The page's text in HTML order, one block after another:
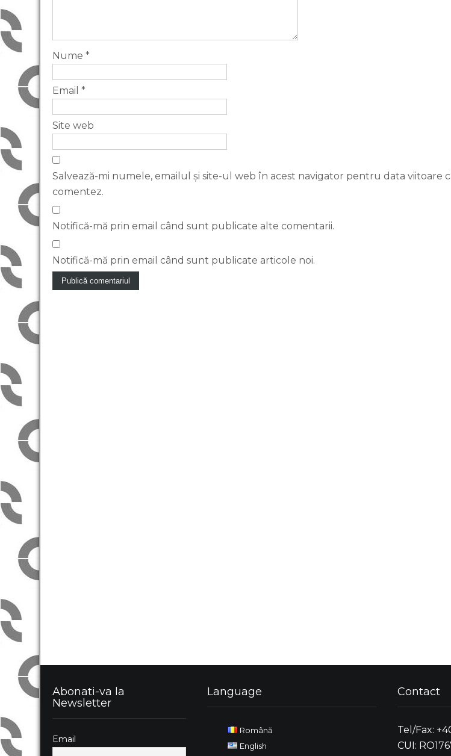
Nume *
Email *
Site web
Salvează-mi numele, emailul și site-ul web în acest navigator pentru data viitoare
comentez.
Notifică-mă prin email când sunt publicate alte comentarii.
Notifică-mă prin email când sunt publicate articole noi.
Abonati-va la
Newsletter
Email
Language
Română
English
Contact
Tel/Fax:
CUI: